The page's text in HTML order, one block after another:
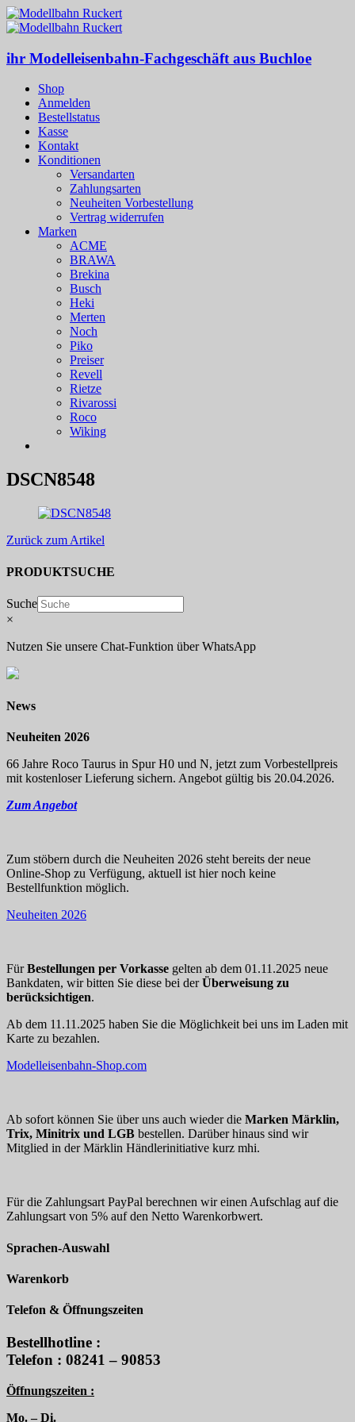
ihr Modelleisenbahn-Fachgeschäft aus Buchloe
Shop
Anmelden
Bestellstatus
Kasse
Kontakt
Konditionen
Versandarten
Zahlungsarten
Neuheiten Vorbestellung
Vertrag widerrufen
Marken
ACME
BRAWA
Brekina
Busch
Heki
Merten
Noch
Piko
Preiser
Revell
Rietze
Rivarossi
Roco
Wiking
DSCN8548
Zurück zum Artikel
PRODUKTSUCHE
Suche
×
Nutzen Sie unsere Chat-Funktion über WhatsApp
News
Neuheiten 2026
66 Jahre Roco Taurus in Spur H0 und N, jetzt zum Vorbestellpreis
mit kostenloser Lieferung sichern. Angebot gültig bis 20.04.2026.
Zum Angebot
Zum stöbern durch die Neuheiten 2026 steht bereits der neue
Online-Shop zu Verfügung, aktuell ist hier noch keine
Bestellfunktion möglich.
Neuheiten 2026
FürBestellungen per Vorkasse gelten ab dem 01.11.2025 neue
Bankdaten, wir bitten Sie diese bei derÜberweisung zu
berücksichtigen.
Ab dem 11.11.2025 haben Sie die Möglichkeit bei uns im Laden mit
Karte zu bezahlen.
Modelleisenbahn-Shop.com
Ab sofort können Sie über uns auch wieder die Marken Märklin,
Trix, Minitrix und LGB bestellen. Darüber hinaus sind wir
Mitglied in der Märklin Händlerinitiative kurz mhi.
Für die Zahlungsart PayPal berechnen wir einen Aufschlag auf die
Zahlungsart von 5% auf den Netto Warenkorbwert.
Sprachen-Auswahl
Warenkorb
Telefon & Öffnungszeiten
Bestellhotline :
Telefon : 08241 – 90853
Öffnungszeiten :
Mo. – Di.